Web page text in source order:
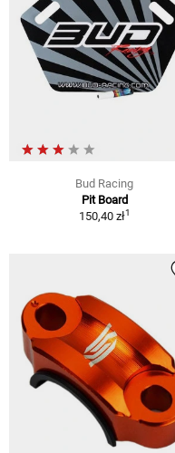
Bud Racing
Pit Board
150,40 zł1